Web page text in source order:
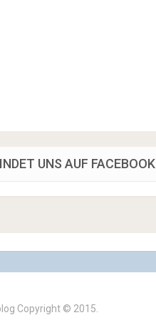
UNS AUF FACEBOOK
Copyright © 2015.